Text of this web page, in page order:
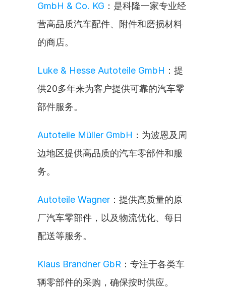
GmbH & Co. KG ：是科隆一家专业经
营高品质汽车配件、附件和磨损材料
的商店。
Luke & Hesse Autoteile GmbH ：提
供20多年来为客户提供可靠的汽车零
部件服务。
Autoteile Müller GmbH ：为波恩及周
边地区提供高品质的汽车零部件和服
务。
Autoteile Wagner ：提供高质量的原
厂汽车零部件，以及物流优化、每日
配送等服务。
Klaus Brandner GbR ：专注于各类车
辆零部件的采购，确保按时供应。